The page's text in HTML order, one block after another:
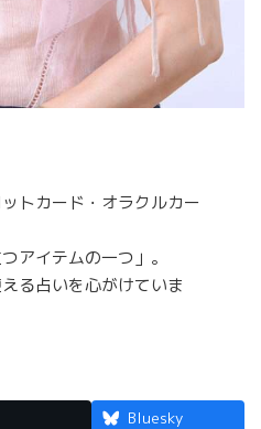
トカード・オラクルカー
アイテムの一つ」。
る占いを心がけていま
Bluesky